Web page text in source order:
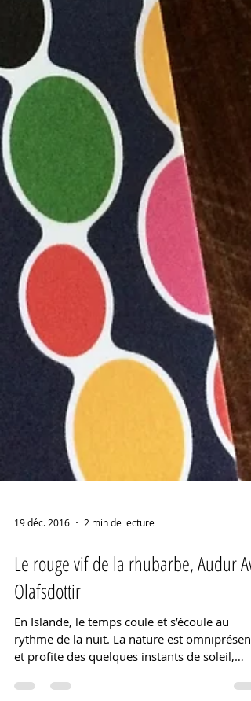
19 déc. 2016 2 min de lecture
Le rouge vif de la rhubarbe, Audur Ava
Olafsdottir
En Islande, le temps coule et s’écoule au
et profite des quelques instants de soleil,